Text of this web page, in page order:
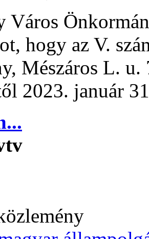
Város
hogy az V.
Mészáros L.
2023. január